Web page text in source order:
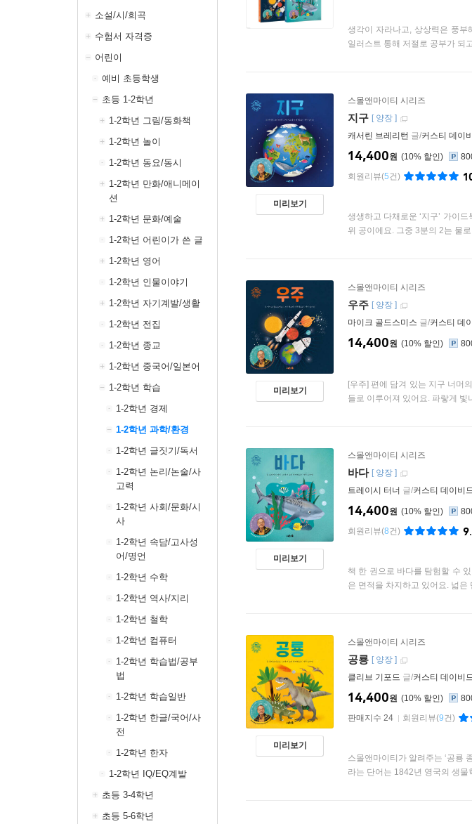
소설/시/희곡
수험서 자격증
어린이
예비 초등학생
초등 1-2학년
1-2학년 그림/동화책
1-2학년 놀이
1-2학년 동요/동시
1-2학년 만화/애니메이
션
1-2학년 문화/예술
1-2학년 어린이가 쓴 글
1-2학년 영어
1-2학년 인물이야기
1-2학년 자기계발/생활
1-2학년 전집
1-2학년 종교
1-2학년 중국어/일본어
1-2학년 학습
1-2학년 경제
1-2학년 과학/환경
1-2학년 글짓기/독서
1-2학년 논리/논술/사
고력
1-2학년 사회/문화/시
사
1-2학년 속담/고사성
어/명언
1-2학년 수학
1-2학년 역사/지리
1-2학년 철학
1-2학년 컴퓨터
1-2학년 학습법/공부
법
1-2학년 학습일반
1-2학년 한글/국어/사
전
1-2학년 한자
1-2학년 IQ/EQ계발
초등 3-4학년
초등 5-6학년
생각이 자라나고, 상상력은 풍부
일러스트 통해 저절로 공부가 되
미리보기
스몰앤마이티 시리즈
지구 [ 양장 ]
캐서린 브레리턴 글/커스티 데이
10%
14,400원
회원리뷰(5건)
생생하고 다채로운 ‘지구’ 가이
위 공이에요. 그중 3분의 2는 물
미리보기
스몰앤마이티 시리즈
우주 [ 양장 ]
마이크 골드스미스 글/커스티 데
10%
14,400원
[우주] 편에 담겨 있는 지구 너머
들로 이루어져 있어요. 파랗게
미리보기
스몰앤마이티 시리즈
바다 [ 양장 ]
트레이시 터너 글/커스티 데이비
10%
14,400원
회원리뷰(8건)
책 한 권으로 바다를 탐험할 수
은 면적을 차지하고 있어요. 넓
미리보기
스몰앤마이티 시리즈
공룡 [ 양장 ]
클리브 기포드 글/커스티 데이비
10%
14,400원
판매지수 24
회원리뷰(9건)
스몰앤마이티가 알려주는 ‘공룡
라는 단어는 1842년 영국의 생